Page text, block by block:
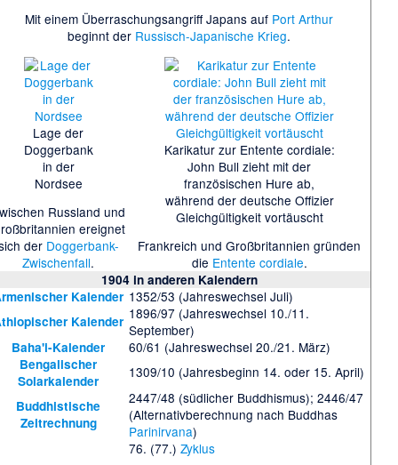
Mit einem Überraschungsangriff Japans auf Port Arthur
beginnt der Russisch-Japanische Krieg.
Lage der
Doggerbank
in der
Nordsee
Russland und
ereignet
der Doggerbank-
Zwischenfall.
Karikatur zur Entente cordiale:
John Bull zieht mit der
französischen Hure ab,
während der deutsche Offizier
Gleichgültigkeit vortäuscht
Frankreich und Großbritannien gründen
die Entente cordiale.
1904in anderen Kalendern
Kalender 1352/53 (Jahreswechsel Juli)
Kalender 1896/97 (Jahreswechsel 10./11.
September)
Baha'i-Kalender 60/61 (Jahreswechsel 20./21. März)
Bengalischer
Solarkalender
1309/10 (Jahresbeginn 14. oder 15. April)
Buddhistische
Zeitrechnung
2447/48 (südlicher Buddhismus); 2446/47
(Alternativberechnung nach Buddhas
Parinirvana)
76. (77.) Zyklus